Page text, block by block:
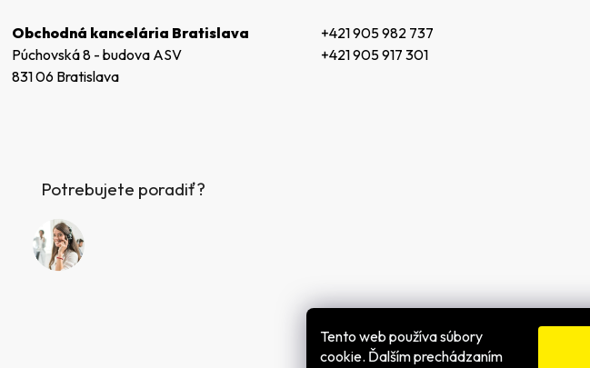
Tento web používa súbory
cookie. Ďalším prechádzaním
Obchodná kancelária Bratislava
Púchovská 8 - budova ASV
831 06 Bratislava
+421 905 982 737
+421 905 917 301
Potrebujete poradiť?